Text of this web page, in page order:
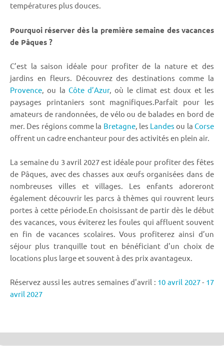
températures plus douces.
Pourquoi réserver dès la première semaine des vacances
de Pâques ?
C’est la saison idéale pour profiter de la nature et des
jardins en fleurs. Découvrez des destinations comme la
Provence, ou la Côte d’Azur, où le climat est doux et les
paysages printaniers sont magnifiques.Parfait pour les
amateurs de randonnées, de vélo ou de balades en bord de
mer. Des régions comme la Bretagne, les Landes ou laCorse
offrent un cadre enchanteur pour des activités en plein air.
La semaine du 3 avril 2027 est idéale pour profiter des fêtes
de Pâques, avec des chasses aux œufs organisées dans de
nombreuses villes et villages. Les enfants adoreront
également découvrir les parcs à thèmes qui rouvrent leurs
portes à cette période.En choisissant de partir dès le début
des vacances, vous éviterez les foules qui affluent souvent
en fin de vacances scolaires. Vous profiterez ainsi d’un
séjour plus tranquille tout en bénéficiant d'un choix de
locations plus large et souvent à des prix avantageux.
Réservez aussi les autres semaines d'avril : 10 avril 2027- 17
avril 2027